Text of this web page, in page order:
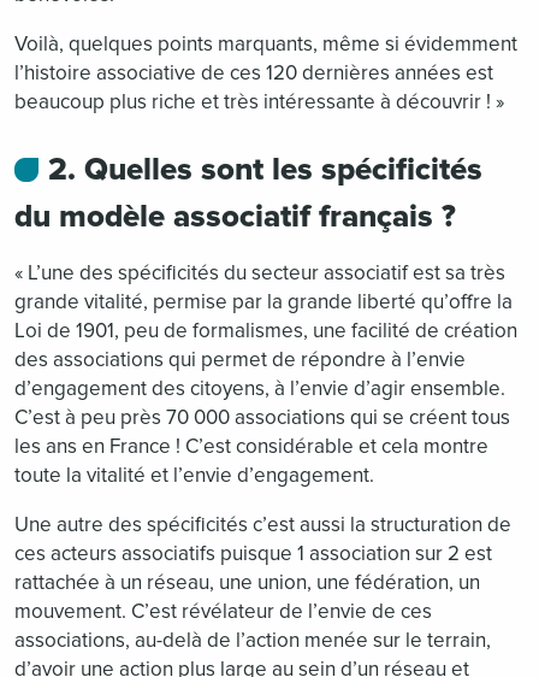
Voilà, quelques points marquants, même si évidemment
l’histoire associative de ces 120 dernières années est
beaucoup plus riche et très intéressante à découvrir ! »
2. Quelles sont les spécificités
du modèle associatif français ?
« L’une des spécificités du secteur associatif est sa très
grande vitalité, permise par la grande liberté qu’offre la
Loi de 1901, peu de formalismes, une facilité de création
des associations qui permet de répondre à l’envie
d’engagement des citoyens, à l’envie d’agir ensemble.
C’est à peu près 70 000 associations qui se créent tous
les ans en France ! C’est considérable et cela montre
toute la vitalité et l’envie d’engagement.
Une autre des spécificités c’est aussi la structuration de
ces acteurs associatifs puisque 1 association sur 2 est
rattachée à un réseau, une union, une fédération, un
mouvement. C’est révélateur de l’envie de ces
associations, au-delà de l’action menée sur le terrain,
d’avoir une action plus large au sein d’un réseau et